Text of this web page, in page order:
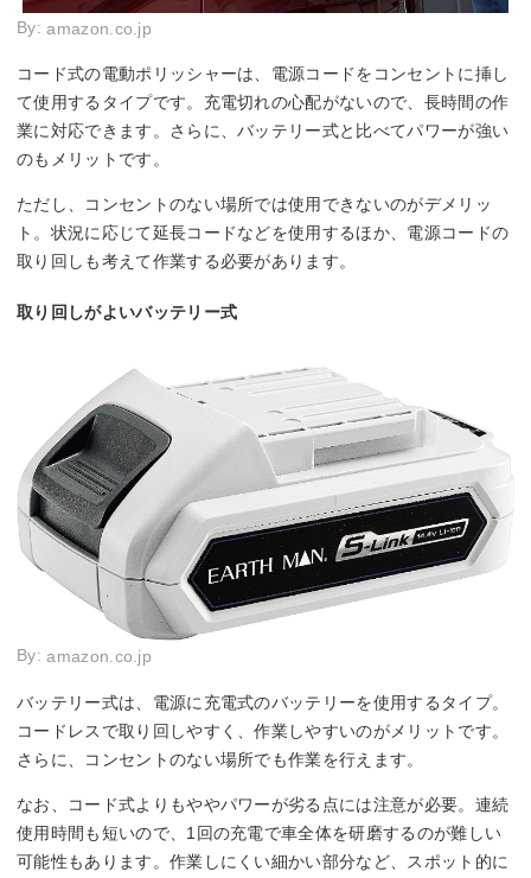
By:amazon.co.jp
コード式の電動ポリッシャーは、電源コードをコンセントに挿し
て使用するタイプです。充電切れの心配がないので、長時間の作
業に対応できます。さらに、バッテリー式と比べてパワーが強い
のもメリットです。
ただし、コンセントのない場所では使用できないのがデメリッ
ト。状況に応じて延長コードなどを使用するほか、電源コードの
取り回しも考えて作業する必要があります。
取り回しがよいバッテリー式
By:amazon.co.jp
バッテリー式は、電源に充電式のバッテリーを使用するタイプ。
コードレスで取り回しやすく、作業しやすいのがメリットです。
さらに、コンセントのない場所でも作業を行えます。
なお、コード式よりもややパワーが劣る点には注意が必要。連続
使用時間も短いので、1回の充電で車全体を研磨するのが難しい
可能性もあります。作業しにくい細かい部分など、スポット的に